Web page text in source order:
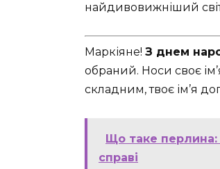
найдивовижніший
Маркіяне! З днем
обраний. Носи своє
складним, твоє ім’я
Що таке перлина:
справі